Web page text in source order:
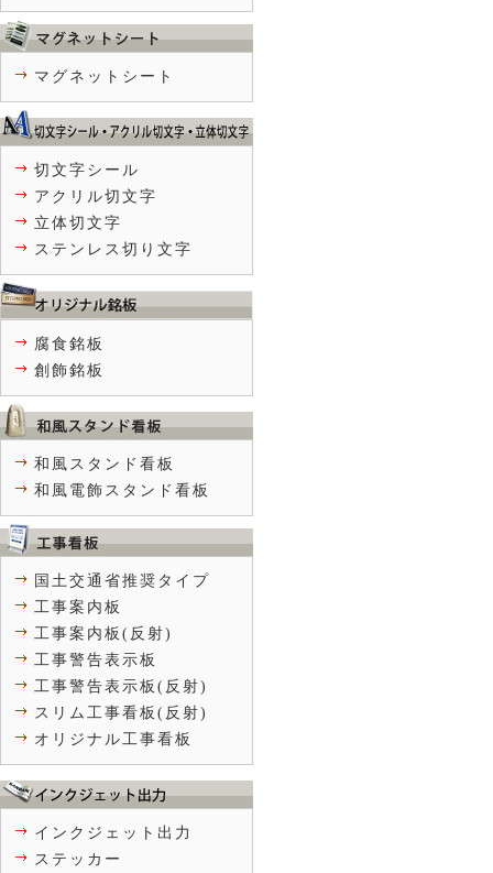
マグネットシート
切文字シール
アクリル切文字
立体切文字
ステンレス切り文字
腐食銘板
創飾銘板
和風スタンド看板
和風電飾スタンド看板
国土交通省推奨タイプ
工事案内板
工事案内板(反射)
工事警告表示板
工事警告表示板(反射)
スリム工事看板(反射)
オリジナル工事看板
インクジェット出力
ステッカー